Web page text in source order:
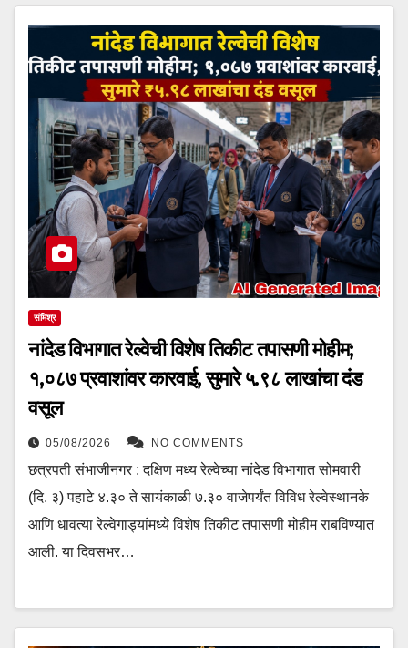
संमिश्र
नांदेड विभागात रेल्वेची विशेष तिकीट तपासणी मोहीम;
१,०८७ प्रवाशांवर कारवाई, सुमारे ₹५.९८ लाखांचा दंड
वसूल
05/08/2026 NO COMMENTS
छत्रपती संभाजीनगर : दक्षिण मध्य रेल्वेच्या नांदेड विभागात सोमवारी
(दि. ३) पहाटे ४.३० ते सायंकाळी ७.३० वाजेपर्यंत विविध रेल्वेस्थानके
आणि धावत्या रेल्वेगाड्यांमध्ये विशेष तिकीट तपासणी मोहीम राबविण्यात
आली. या दिवसभर…